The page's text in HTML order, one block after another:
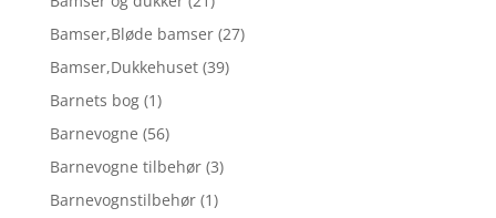
Bamser,Bløde bamser (27)
Bamser,Dukkehuset (39)
Barnets bog (1)
Barnevogne (56)
Barnevogne tilbehør (3)
Barnevognstilbehør (1)